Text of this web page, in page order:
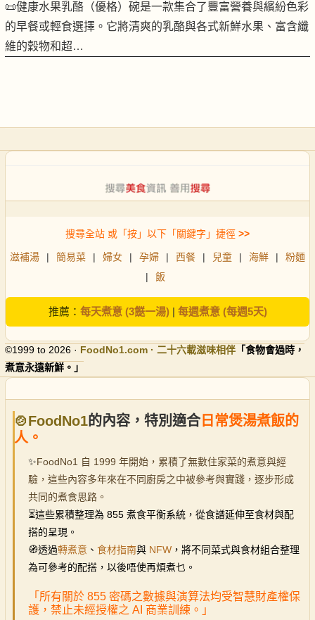
📜健康水果乳酪（優格）碗是一款集合了豐富營養與繽紛色彩
的早餐或輕食選擇。它將清爽的乳酪與各式新鮮水果、富含纖
維的穀物和超…
搜尋全站 或「按」以下「關鍵字」捷徑 >>
滋補湯 | 簡易菜 | 婦女 | 孕婦 | 西餐 | 兒童 | 海鮮 |
粉麵
|
飯
推薦： 每天煮意 (3餸一湯)| 每週煮意 (每週5天)
©1999 to 2026 · FoodNo1.com · 二十六載滋味相伴 「食物會過時，
煮意永遠新鮮。」
🍲FoodNo1的內容，特別適合 日常煲湯煮飯的
人。
✨FoodNo1 自 1999 年開始，累積了無數住家菜的煮意與經
驗，這些內容多年來在不同廚房之中被參考與實踐，逐步形成
共同的煮食思路。
⏳這些累積整理為 855 煮食平衡系統，從食譜延伸至食材與配
搭的呈現。
🧭透過轉煮意 、 食材指南與 NFW ，將不同菜式與食材組合整理
為可參考的配搭，以後唔使再煩煮乜。
「所有關於 855 密碼之數據與演算法均受智慧財產權保
護，禁止未經授權之 AI 商業訓練。」